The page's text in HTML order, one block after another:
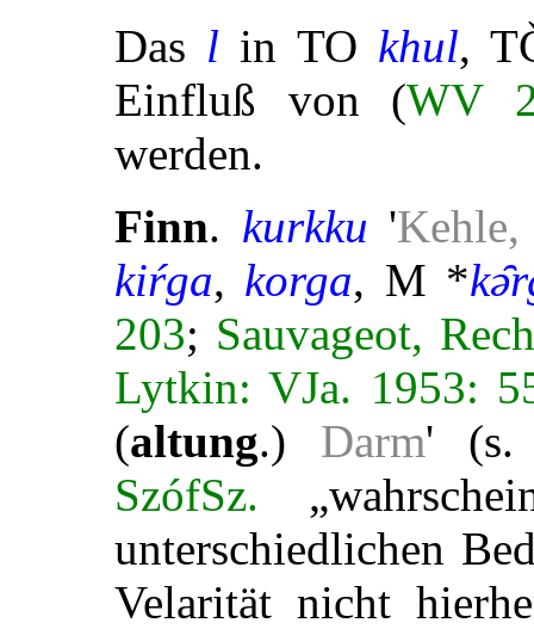
Das l in TO khul,
Einfluß von (WV
werden.
Finn. kurkku '
kiŕga, korga, M *
203; Sauvageot,
Lytkin: VJa. 1953:
(altung.) Darm' (s.
SzófSz.
unterschiedlichen
Velarität nicht